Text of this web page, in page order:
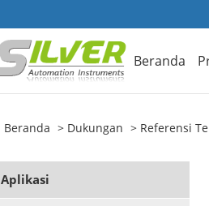
Beranda
Beranda Dukungan Referensi
Aplikasi